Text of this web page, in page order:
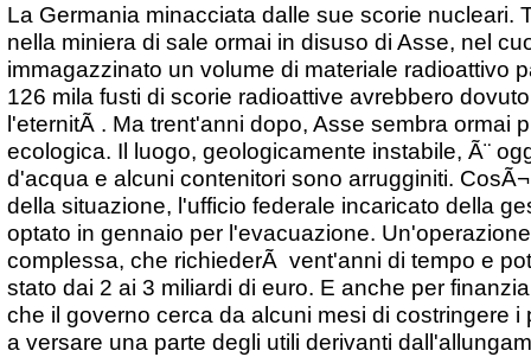
La Germania minacciata dalle sue scorie nucleari.
nella miniera di sale ormai in disuso di Asse, nel
immagazzinato un volume di materiale radioattivo
126 mila fusti di scorie radioattive avrebbero
l'eternitÃ . Ma trent'anni dopo, Asse sembra ormai
ecologica. Il luogo, geologicamente instabile, Ã¨
d'acqua e alcuni contenitori sono arrugginiti.
della situazione, l'ufficio federale incaricato della
optato in gennaio per l'evacuazione.
complessa, che richiederÃ vent'anni di tempo e
stato dai 2 ai 3 miliardi di euro. E anche per
che il governo cerca da alcuni mesi di costringere
a versare una parte degli utili derivanti